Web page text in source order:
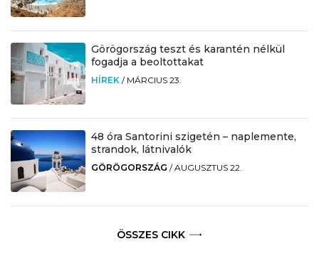
Görögország teszt és karantén nélkül
fogadja a beoltottakat
HÍREK / MÁRCIUS 23.
48 óra Santorini szigetén – naplemente,
strandok, látnivalók
GÖRÖGORSZÁG /AUGUSZTUS 22.
ÖSSZES CIKK